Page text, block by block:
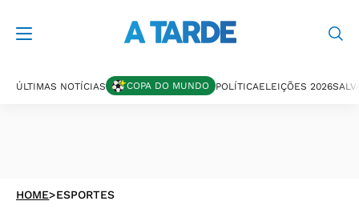
ÚLTIMAS NOTÍCIAS COPA DO MUNDO POLÍTICAELEIÇÕES 2026
HOME>ESPORTES